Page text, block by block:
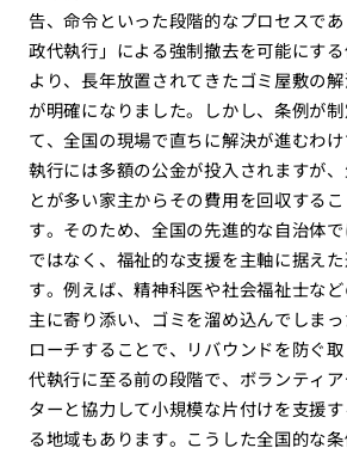
告、命令といった段階的なプロセスで
政代執行」による強制撤去を可能にす
より、長年放置されてきたゴミ屋敷の
が明確になりました。しかし、条例が
て、全国の現場で直ちに解決が進むわ
執行には多額の公金が投入されますが
とが多い家主からその費用を回収する
す。そのため、全国の先進的な自治体で
ではなく、福祉的な支援を主軸に据え
す。例えば、精神科医や社会福祉士な
主に寄り添い、ゴミを溜め込んでしま
ローチすることで、リバウンドを防ぐ取
代執行に至る前の段階で、ボランティ
ターと協力して小規模な片付けを支援
る地域もあります。こうした全国的な